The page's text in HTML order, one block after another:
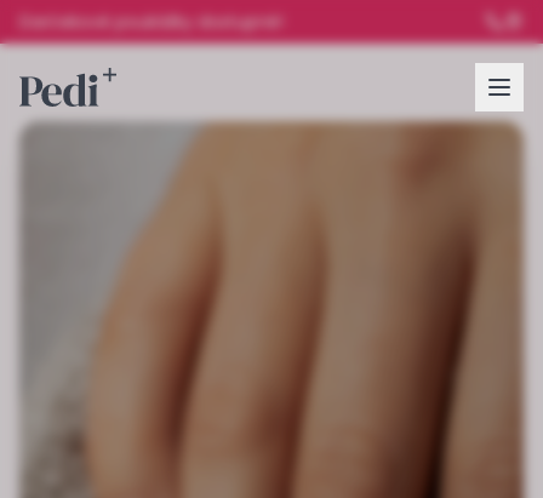
Darčekové poukážky dostupné!